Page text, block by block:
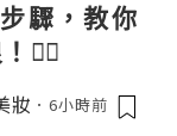
驟，教你
💇‍♀️
妝 6小時前